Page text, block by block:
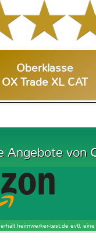
Oberklasse
OX Trade XL CAT
Angebote von
heimwerker-test.de evtl.